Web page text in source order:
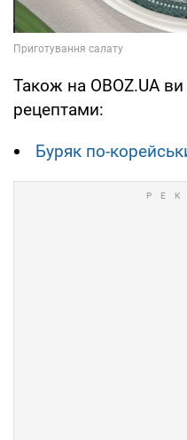
Також на OBOZ.UA
рецептами:
Буряк по-